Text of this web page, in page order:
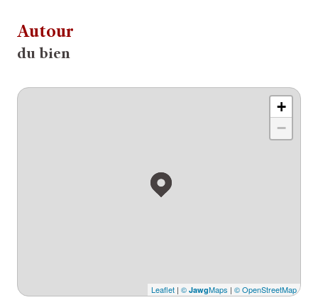
Autour
du bien
+
−
Leaflet | © JawgMaps | © OpenStreetMap